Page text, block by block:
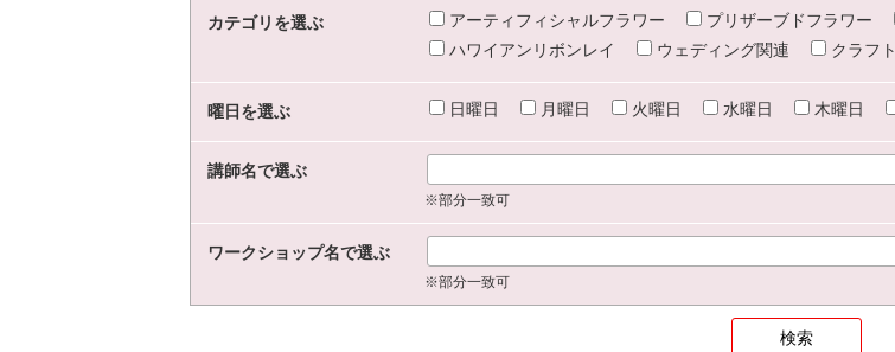
カテゴリを選ぶ アーティフィシャルフラワー プリザーブドフラワー
ハワイアンリボンレイ
ウェディング関連 クラフト
曜日を選ぶ 日曜日 月曜日 火曜日 水曜日 木曜日
講師名で選ぶ
※部分一致可
ワークショップ名で選ぶ
※部分一致可